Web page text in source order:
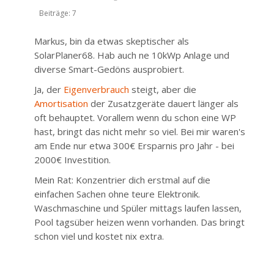
Beiträge: 7
Markus, bin da etwas skeptischer als
SolarPlaner68. Hab auch ne 10kWp Anlage und
diverse Smart-Gedöns ausprobiert.
Ja, der Eigenverbrauch steigt, aber die
Amortisation der Zusatzgeräte dauert länger als
oft behauptet. Vorallem wenn du schon eine WP
hast, bringt das nicht mehr so viel. Bei mir waren's
am Ende nur etwa 300€ Ersparnis pro Jahr - bei
2000€ Investition.
Mein Rat: Konzentrier dich erstmal auf die
einfachen Sachen ohne teure Elektronik.
Waschmaschine und Spüler mittags laufen lassen,
Pool tagsüber heizen wenn vorhanden. Das bringt
schon viel und kostet nix extra.